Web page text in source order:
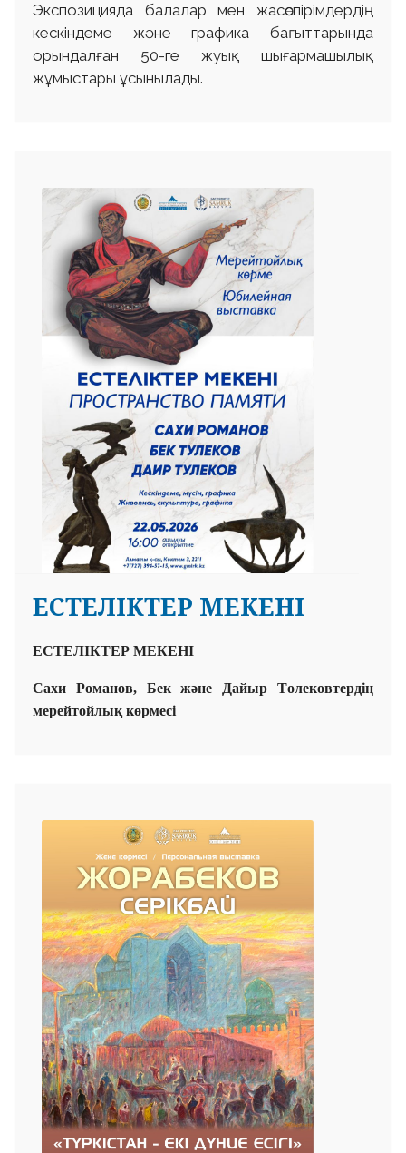
Экспозицияда балалар мен жасөспірімдердің
кескіндеме және графика бағыттарында
орындалған 50-ге жуық шығармашылық
жұмыстары ұсынылады.
ЕСТЕЛІКТЕР МЕКЕНІ
ЕСТЕЛІКТЕР МЕКЕНІ
Сахи Романов, Бек және Дайыр Төлековтердің
мерейтойлық көрмесі